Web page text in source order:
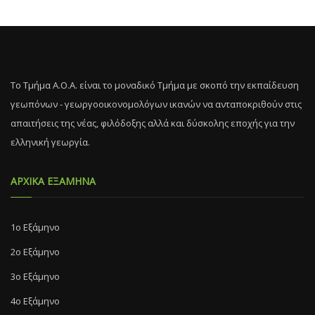
Το Τμήμα Α.Ο.Α. είναι το μοναδικό Τμήμα με σκοπό την εκπαίδευση
γεωπόνων - γεωργοοικονομολόγων ικανών να ανταποκριθούν στις
απαιτήσεις της νέας, φιλόδοξης αλλά και δύσκολης εποχής για την
ελληνική γεωργία.
ΑΡΧΙΚΑ ΕΞΑΜΗΝΑ
1ο Εξάμηνο
2ο Εξάμηνο
3ο Εξάμηνο
4ο Εξάμηνο